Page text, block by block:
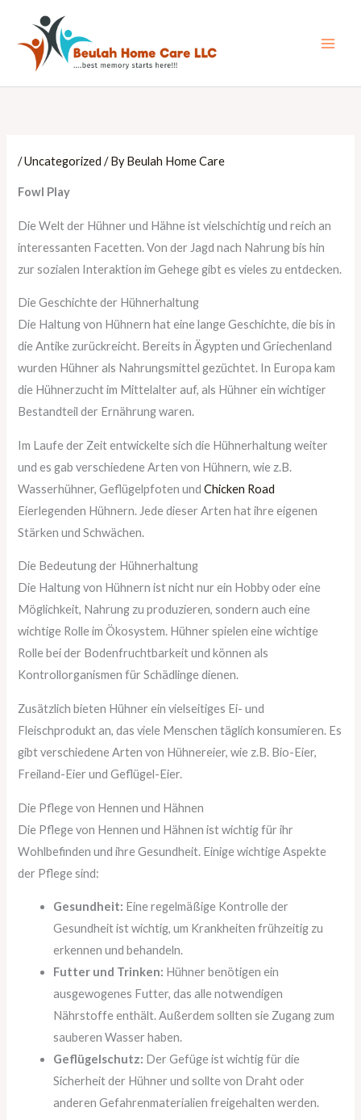
content
/Uncategorized / ByBeulah Home Care
Fowl Play
Die Welt der Hühner und Hähne ist vielschichtig und reich an
interessanten Facetten. Von der Jagd nach Nahrung bis hin
zur sozialen Interaktion im Gehege gibt es vieles zu entdecken.
Die Geschichte der Hühnerhaltung
Die Haltung von Hühnern hat eine lange Geschichte, die bis in
die Antike zurückreicht. Bereits in Ägypten und Griechenland
wurden Hühner als Nahrungsmittel gezüchtet. In Europa kam
die Hühnerzucht im Mittelalter auf, als Hühner ein wichtiger
Bestandteil der Ernährung waren.
Im Laufe der Zeit entwickelte sich die Hühnerhaltung weiter
und es gab verschiedene Arten von Hühnern, wie z.B.
Wasserhühner, Geflügelpfoten undChicken Road
Eierlegenden Hühnern. Jede dieser Arten hat ihre eigenen
Stärken und Schwächen.
Die Bedeutung der Hühnerhaltung
Die Haltung von Hühnern ist nicht nur ein Hobby oder eine
Möglichkeit, Nahrung zu produzieren, sondern auch eine
wichtige Rolle im Ökosystem. Hühner spielen eine wichtige
Rolle bei der Bodenfruchtbarkeit und können als
Kontrollorganismen für Schädlinge dienen.
Zusätzlich bieten Hühner ein vielseitiges Ei- und
Fleischprodukt an, das viele Menschen täglich konsumieren. Es
gibt verschiedene Arten von Hühnereier, wie z.B. Bio-Eier,
Freiland-Eier und Geflügel-Eier.
Die Pflege von Hennen und Hähnen
Die Pflege von Hennen und Hähnen ist wichtig für ihr
Wohlbefinden und ihre Gesundheit. Einige wichtige Aspekte
der Pflege sind:
Gesundheit: Eine regelmäßige Kontrolle der
Gesundheit ist wichtig, um Krankheiten frühzeitig zu
erkennen und behandeln.
Futter und Trinken: Hühner benötigen ein
ausgewogenes Futter, das alle notwendigen
Nährstoffe enthält. Außerdem sollten sie Zugang zum
sauberen Wasser haben.
Geflügelschutz: Der Gefüge ist wichtig für die
Sicherheit der Hühner und sollte von Draht oder
anderen Gefahrenmaterialien freigehalten werden.